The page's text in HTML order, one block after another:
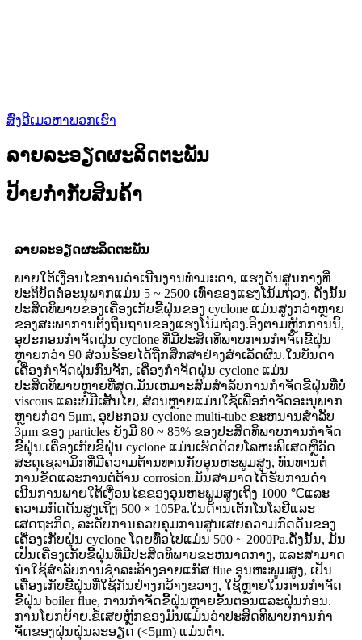
ສົ່ງອີເມວຫາພວກເຮົາ
ລາຍລະອຽດຜະລິດຕະພັນ
ປ້າຍກຳກັບສິນຄ້າ
ລາຍ​ລະ​ອຽດ​ຜະ​ລິດ​ຕະ​ພັນ​
ພາຍໃຕ້ເງື່ອນໄຂການດໍາເນີນງານທໍາມະດາ, ແຮງດັນສູນກາງທີ່
ປະຕິບັດຕໍ່ອະນຸພາກແມ່ນ 5 ~ 2500 ເທົ່າຂອງແຮງໂນ້ມຖ່ວງ, ດັ່ງນັ້ນ
ປະສິດທິພາບຂອງເຄື່ອງເກັບຂີ້ຝຸ່ນຂອງ cyclone ແມ່ນສູງກວ່າຫຼາຍ
ຂອງສະພາການຕັ້ງຖິ່ນຖານຂອງແຮງໂນ້ມຖ່ວງ.ອີງຕາມຫຼັກການນີ້,
ອຸປະກອນກໍາຈັດຝຸ່ນ cyclone ທີ່ມີປະສິດທິພາບການກໍາຈັດຂີ້ຝຸ່ນ
ຫຼາຍກວ່າ 90 ສ່ວນຮ້ອຍໄດ້ຖືກສຶກສາຢ່າງສໍາເລັດຜົນ.ໃນບັນດາ
ເຄື່ອງກໍາຈັດຝຸ່ນກົນຈັກ, ເຄື່ອງກໍາຈັດຝຸ່ນ cyclone ແມ່ນ
ປະສິດທິພາບຫຼາຍທີ່ສຸດ.ມັນເຫມາະສົມສໍາລັບການກໍາຈັດຂີ້ຝຸ່ນທີ່ບໍ່
viscous ແລະບໍ່ມີເສັ້ນໄຍ, ສ່ວນຫຼາຍແມ່ນໃຊ້ເພື່ອກໍາຈັດອະນຸພາກ
ຫຼາຍກ່ວາ 5μm, ອຸປະກອນ cyclone multi-tube ຂະຫນານສໍາລັບ
3μm ຂອງ particles ຍັງມີ 80 ~ 85% ຂອງປະສິດທິພາບການກໍາຈັດ
ຂີ້ຝຸ່ນ.ເຄື່ອງເກັບຂີ້ຝຸ່ນ cyclone ແມ່ນເຮັດດ້ວຍໂລຫະພິເສດຫຼືວັດ
ສະດຸເຊລາມິກທີ່ມີຄວາມຕ້ານທານກັບອຸນຫະພູມສູງ, ທົນທານຕໍ່
ການຂັດແລະການຕໍ່ຕ້ານ corrosion.ມັນ​ສາ​ມາດ​ໄດ້​ຮັບ​ການ​ດໍາ​
ເນີນ​ການ​ພາຍ​ໃຕ້​ເງື່ອນ​ໄຂ​ຂອງ​ອຸນ​ຫະ​ພູມ​ສູງ​ເຖິງ 1000 ℃​ແລະ​
ຄວາມ​ກົດ​ດັນ​ສູງ​ເຖິງ 500 × 105Pa​.ໃນດ້ານເຕັກໂນໂລຢີແລະ
ເສດຖະກິດ, ລະດັບການຄວບຄຸມການສູນເສຍຄວາມກົດດັນຂອງ
ເຄື່ອງເກັບຝຸ່ນ cyclone ໂດຍທົ່ວໄປແມ່ນ 500 ~ 2000Pa.ດັ່ງນັ້ນ, ມັນ
ເປັນເຄື່ອງເກັບຂີ້ຝຸ່ນທີ່ມີປະສິດທິພາບຂະຫນາດກາງ, ແລະສາມາດ
ນໍາໃຊ້ສໍາລັບການຊໍາລະລ້າງອາຍແກັສ flue ອຸນຫະພູມສູງ, ເປັນ
ເຄື່ອງເກັບຂີ້ຝຸ່ນທີ່ໃຊ້ກັນຢ່າງກວ້າງຂວາງ, ໃຊ້ຫຼາຍໃນການກໍາຈັດ
ຂີ້ຝຸ່ນ boiler flue, ການກໍາຈັດຂີ້ຝຸ່ນຫຼາຍຂັ້ນຕອນແລະຝຸ່ນກ່ອນ.
ການໂຍກຍ້າຍ.ຂໍ້ເສຍຫຼັກຂອງມັນແມ່ນວ່າປະສິດທິພາບການກໍາ
ຈັດຂອງຝຸ່ນຝຸ່ນລະອຽດ (<5μm) ແມ່ນຕໍ່າ.